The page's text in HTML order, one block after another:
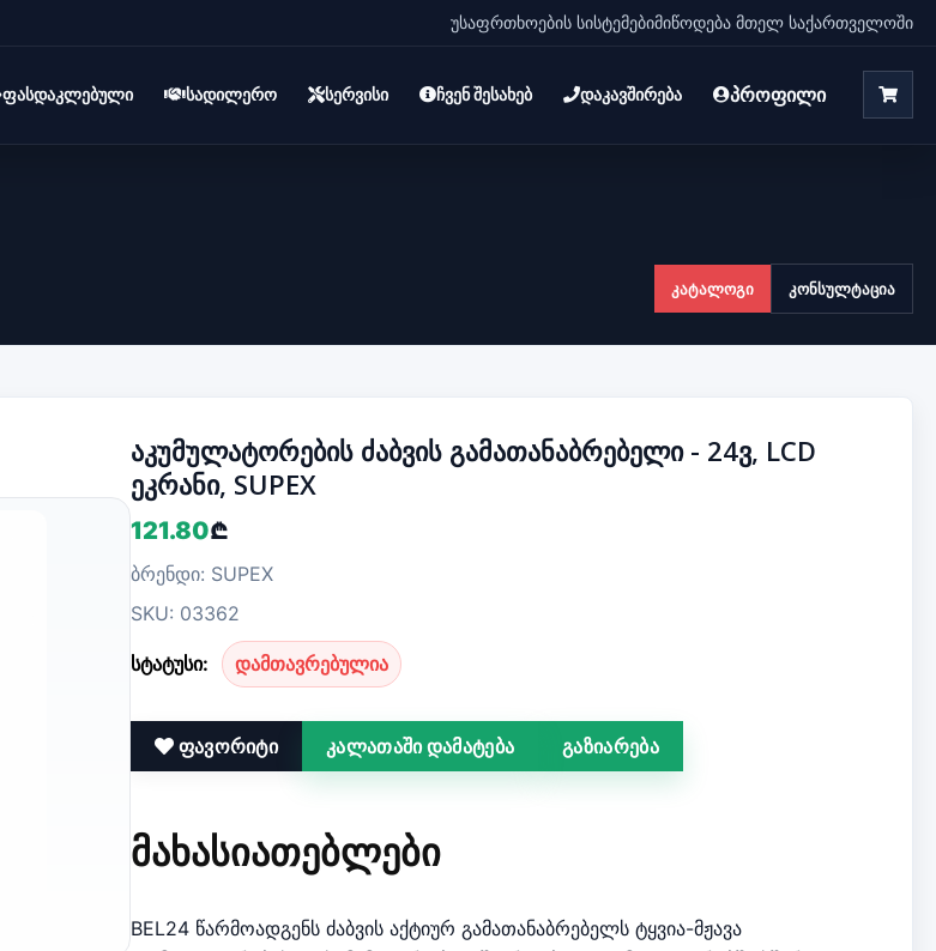
უსაფრთხოების სისტემებიმიწოდება მთელ საქართველოში
ფასდაკლებული სადილერო სერვისი ჩვენ შესახებ დაკავშირება პროფილი
კატალოგი კონსულტაცია
აკუმულატორების ძაბვის გამათანაბრებელი - 24ვ, LCD
ეკრანი, SUPEX
121.80₾
ბრენდი: SUPEX
SKU: 03362
სტატუსი: დამთავრებულია
ფავორიტი კალათაში დამატება გაზიარება
ᲛᲐᲮᲐᲡᲘᲐᲗᲔᲑᲚᲔᲑᲘ
BEL24 წარმოადგენს ძაბვის აქტიურ გამათანაბრებელს ტყვია-მჟავა